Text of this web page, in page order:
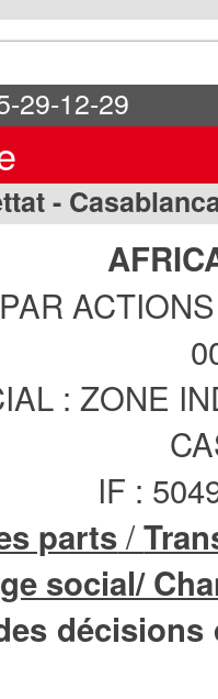
29-12-29
-
: ZONE
IF :
parts/
social/
décisions